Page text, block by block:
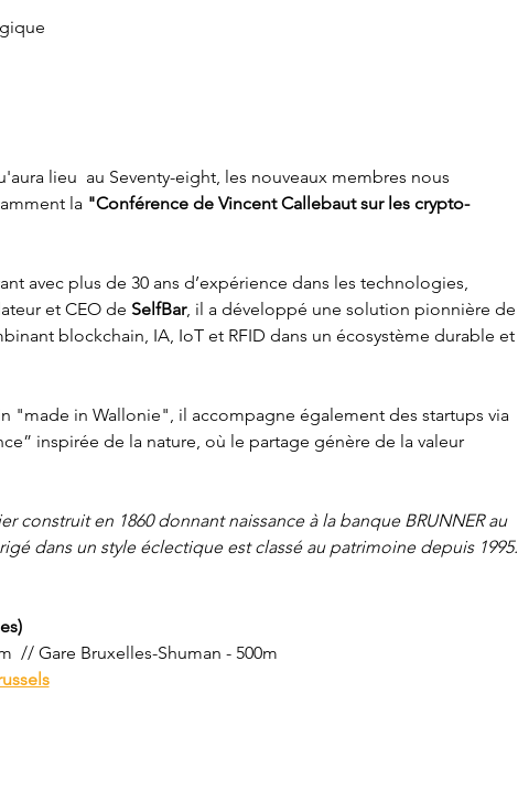
lieu  au Seventy-eight, les nouveaux membres nous
la "Conférence de Vincent Callebaut sur les crypto-
avec plus de 30 ans d’expérience dans les technologies,
et CEO de SelfBar, il a développé une solution pionnière de
blockchain, IA, IoT et RFID dans un écosystème durable et
"made in Wallonie", il accompagne également des startups via
inspirée de la nature, où le partage génère de la valeur
construit en 1860 donnant naissance à la banque BRUNNER au
dans un style éclectique est classé au patrimoine depuis 1995.
// Gare Bruxelles-Shuman - 500m